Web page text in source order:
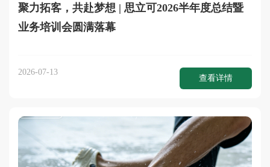
聚力拓客，共赴梦想 | 思立可2026半年度总结暨
业务培训会圆满落幕
2026-07-13
查看详情